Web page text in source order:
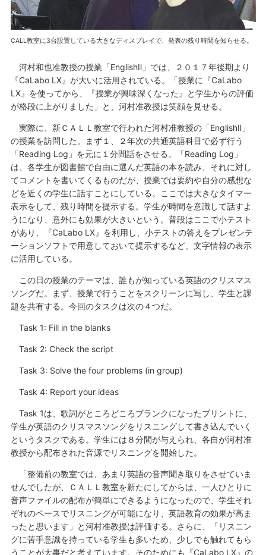
CALL教室に3台設置している大きなディスプレイで、発表の残り時間を知らせる。
河村和也准教授の授業「EnglishⅡ」では、２０１７年後期より
『CaLabo LX』が大いに活用されている。「授業に『CaLabo
LX』を使ってから、『授業が興味深くなった』と学生からの評価
が格段に上がりました」と、河村准教授は笑顔を見せる。
実際に、新ＣＡＬＬ教室で行われた河村准教授の「EnglishⅡ」
の授業を訪問した。まず１、２年次の共通英語科目で必ず行う
「Reading Log」を元に１分間話をさせる。「Reading Log」
は、各学生が図書館で自由に選んだ英語の本を読み、それに対し
てコメントを書いてくるものだが、授業では要約や自分の感想な
どを近くの学生に話すことにしている。ここでは大きなタイマー
表示をして、残り時間を提示する。学生が時間を意識して話すよ
うになり、意外にも効果が大きいという。普段はここで小テスト
があり、『CaLabo LX』を利用し、小テストの答えをプレゼンテ
ーションソフトで用意しておいて提示するなど、文字情報の表示
に活用している。
この日の授業のテーマは、誰もが知っている英語のクリスマス
ソングだ。まず、授業で行うことをスクリーンに写し、学生と課
題を共有する。今回のタスクは次の４つだ。
Task 1: Fill in the blanks
Task 2: Check the script
Task 3: Solve the four problems (in group)
Task 4: Report your ideas
Task 1は、歌詞がところどころブランクになったプリントに、
学生が英語のクリスマスソングをリスニングして書き込んでいく
というタスクである。学生には８分間が与えられ、各自が河村准
教授から配布された音源でリスニングを開始した。
「整備前の教室では、あまり英語の音声聞き取りをさせていま
せんでしたが、ＣＡＬＬ教室を新たにしてからは、一人ひとりに
音声ファイルの配布が簡単にできるようになったので、学生それ
ぞれのペースでリスニングが可能になり、英語教育の効果が高ま
ったと思います」と河村准教授は評価する。さらに、「リスニン
グに苦手意識を持っている学生も多いため、少しでも触れてもら
うことが大事だと考えています。そのためにも『CaLabo LX』の